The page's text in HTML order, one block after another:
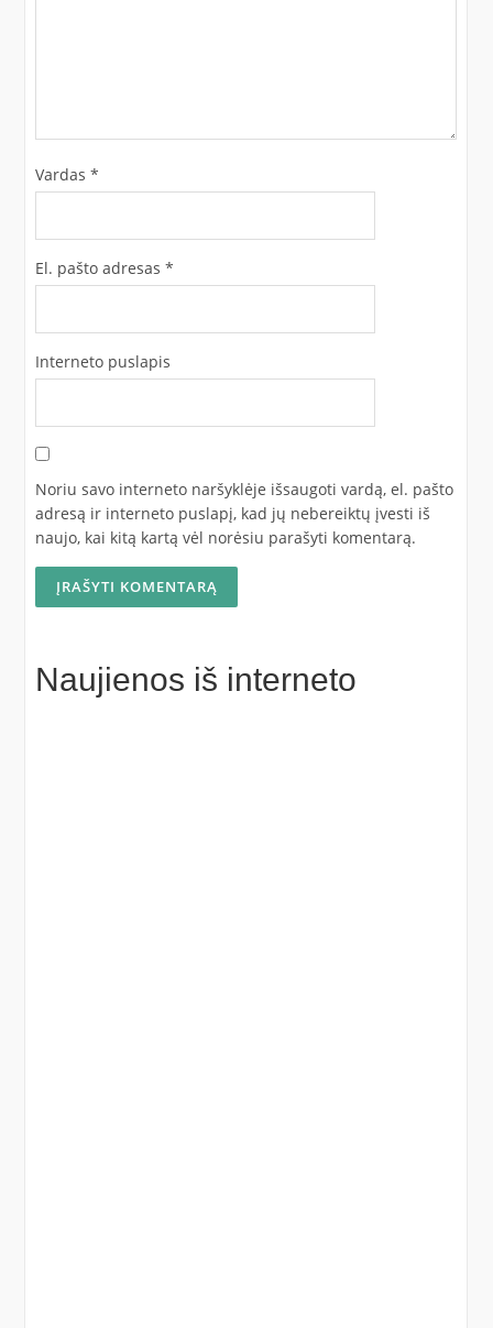
Vardas *
El. pašto adresas *
Interneto puslapis
Noriu savo interneto naršyklėje išsaugoti vardą, el. pašto
adresą ir interneto puslapį, kad jų nebereiktų įvesti iš
naujo, kai kitą kartą vėl norėsiu parašyti komentarą.
Naujienos iš interneto